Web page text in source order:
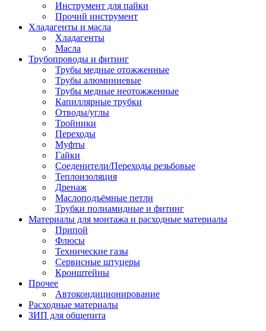
Инструмент для пайки
Прочий инструмент
Хладагенты и масла
Хладагенты
Масла
Трубопроводы и фитинг
Трубы медные отожженные
Трубы алюминиевые
Трубы медные неотожженные
Капиллярные трубки
Отводы/углы
Тройники
Переходы
Муфты
Гайки
Соеденители/Переходы резьбовые
Теплоизоляция
Дренаж
Маслоподъёмные петли
Трубки полиамидные и фитинг
Материалы для монтажа и расходные материалы
Припой
Флюсы
Технические газы
Сервисные штуцеры
Кронштейны
Прочее
Автокондиционирование
Расходные материалы
ЗИП для общепита